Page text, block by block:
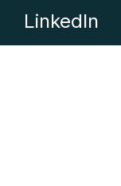
LinkedIn